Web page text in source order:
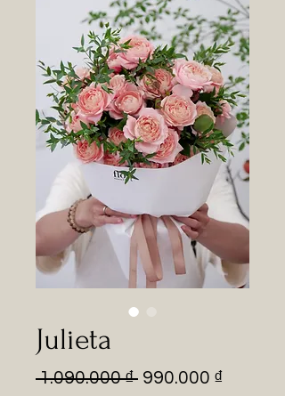
Julieta
1.090.000 ₫ Regular
990.000 ₫